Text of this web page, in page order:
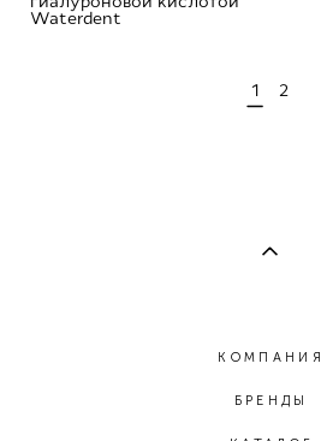
Waterdent
1 2
КОМПАНИЯ
БРЕНДЫ